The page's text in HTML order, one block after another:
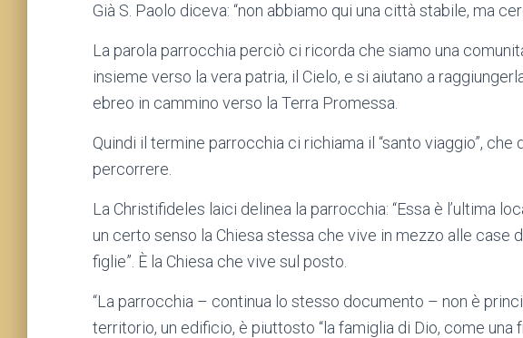
Già S. Paolo diceva: “non abbiamo qui una città stabile, ma
La parola parrocchia perciò ci ricorda che siamo una
insieme verso la vera patria, il Cielo, e si aiutano a
ebreo in cammino verso la Terra Promessa.
Quindi il termine parrocchia ci richiama il “santo viaggio”, che
percorrere.
La Christifideles laici delinea la parrocchia: “Essa è l’ultima
un certo senso la Chiesa stessa che vive in mezzo alle case
figlie”. È la Chiesa che vive sul posto.
“La parrocchia – continua lo stesso documento – non è
territorio, un edificio, è piuttosto “la famiglia di Dio, come una